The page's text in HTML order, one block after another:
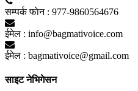
सम्पर्क फाेन : 977-9860564676
ईमेल : info@bagmativoice.com
ईमेल : bagmativoice@gmail.com
साइट नेभिगेसन